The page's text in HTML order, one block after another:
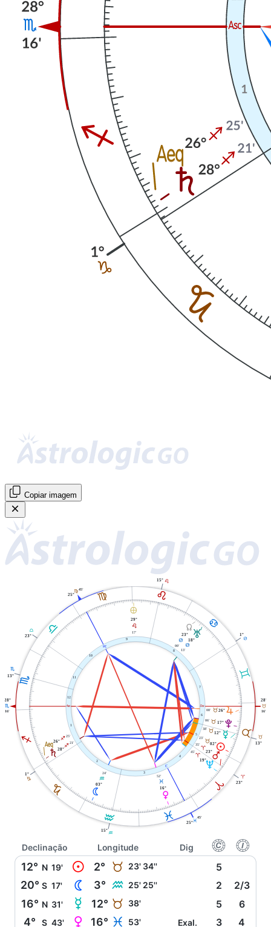
Copiar imagem
A
B
C
D
E
F
G
H
I
J
K L
1
W
2
3
4
j
5
6
7
i
8
9
10
X
11
12
H
28°
16'
J
1°
K
15°
L
25°
45'
A
23°
B
13°
B
28°
16'
D
1°
E
15°
F
25°
45'
G
23°
H
13°
l26°
I
25'
S28°
I
21'
N
03°
K
24'
P
16°
L
52'
U
19°
A
45' Q
23°
A
35' M
02°
B
23' O
12°
B
38' V
17°
B
06'
R
26°
B
08'
T
18°
D
13'
Y
23°
D
00'
È
29°
E
17'
Declinação Longitude Dig f g
12° N 19' M 2° B 23' 34'' 5
20° S 17' N 3° K 25' 25'' 2 2/3
16° N 31' O 12° B 38' 5 6
4° S 43' P 16° L 53' Exal. 3 4